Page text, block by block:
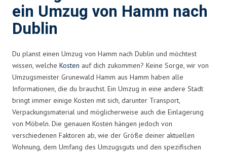
ein Umzug von Hamm nach
Dublin
Du planst einen Umzug von Hamm nach Dublin und möchtest
wissen, welche Kosten auf dich zukommen? Keine Sorge, wir von
Umzugsmeister Grunewald Hamm aus Hamm haben alle
Informationen, die du brauchst. Ein Umzug in eine andere Stadt
bringt immer einige Kosten mit sich, darunter Transport,
Verpackungsmaterial und möglicherweise auch die Einlagerung
von Möbeln. Die genauen Kosten hängen jedoch von
verschiedenen Faktoren ab, wie der Größe deiner aktuellen
Wohnung, dem Umfang des Umzugsguts und den spezifischen